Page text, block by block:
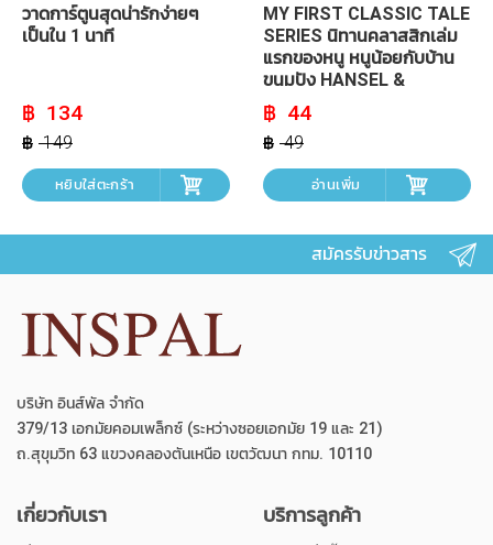
วาดการ์ตูนสุดน่ารักง่ายๆ
เป็นใน 1 นาที
149
Original
price
was:
฿ 149.
134
Current
price
is:
฿ 134.
หยิบใส่ตะกร้า
MY FIRST CLASSIC TALE
SERIES นิทานคลาสสิกเล่ม
แรกของหนู หนูน้อยกับบ้าน
ขนมปัง HANSEL &
GRETEL AND THE
GINGERBREAD HOUSE
49
Original
price
was:
฿ 49.
44
Current
price
is:
฿ 44.
อ่านเพิ่ม
สมัครรับข่าวสาร
บริษัท อินส์พัล จำกัด
379/13 เอกมัยคอมเพล็กซ์ (ระหว่างซอยเอกมัย 19 และ 21)
ถ.สุขุมวิท 63 แขวงคลองตันเหนือ เขตวัฒนา กทม. 10110
เกี่ยวกับเรา บริการลูกค้า